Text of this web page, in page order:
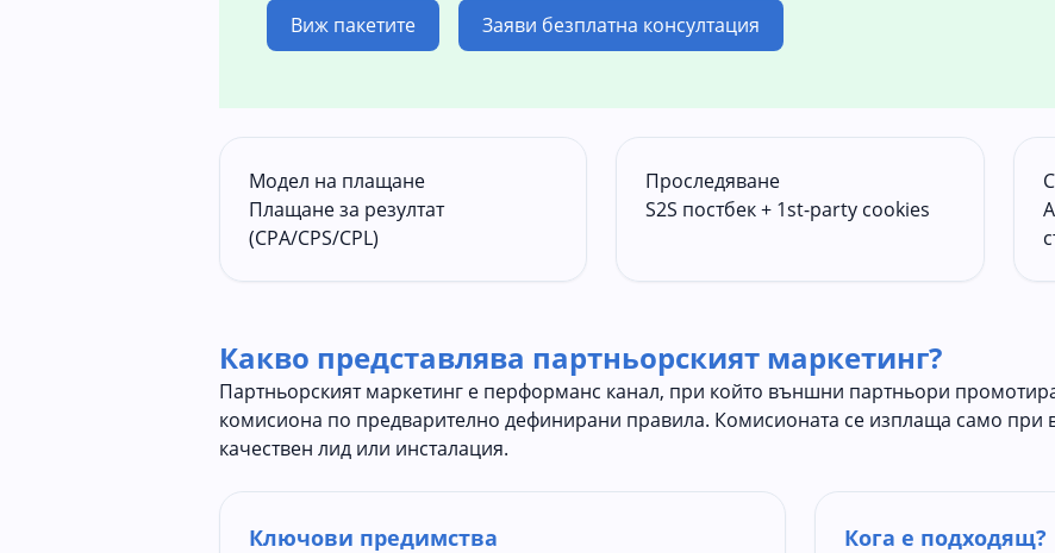
Виж пакетите Заяви безплатна консултация
Модел на плащане
Плащане за резултат
(CPA/CPS/CPL)
Проследяване
S2S постбек + 1st-party cookies
Какво представлява партньорският маркетинг?
Партньорският маркетинг е перформанс канал, при който външни партньори
комисиона по предварително дефинирани правила. Комисионата се изплаща само при
качествен лид или инсталация.
Ключови предимства Кога е подходящ?